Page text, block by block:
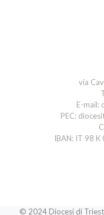
via
E-mail:
PEC:
IBAN: IT 98
© 2024 Diocesi di